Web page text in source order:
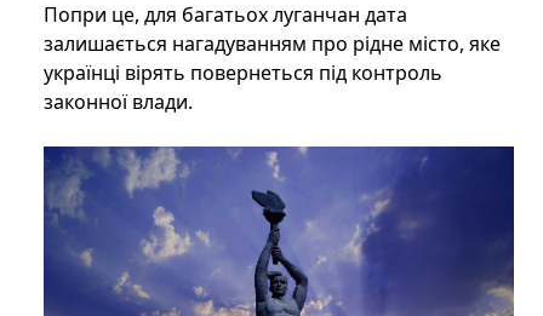
Попри це, для багатьох луганчан дата
залишається нагадуванням про рідне місто, яке
українці вірять повернеться під контроль
законної влади.